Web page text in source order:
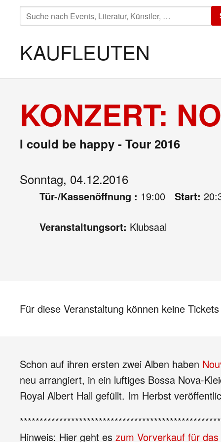
SUCHE
NACH:
KAUFLEUTEN
KONZERT:
I could be happy - Tour 2016
Sonntag, 04.12.2016
Tür-/Kassenöffnung : 19:00 Start:
Veranstaltungsort: Klubsaal
Für diese Veranstaltung können keine
Schon auf ihren ersten zwei Alben haben
neu arrangiert, in ein luftiges Bossa Nova-
Royal Albert Hall gefüllt. Im Herbst
Hinweis: Hier geht es zum Vorverkauf für